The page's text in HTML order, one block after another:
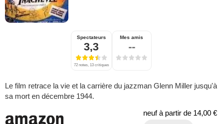
Spectateurs
3,3
72 notes, 13 critiques
Mes amis
--
Le film retrace la vie et la carrière du jazzman Glenn Miller jusqu'à
sa mort en décembre 1944.
neuf à partir de 14,00 €